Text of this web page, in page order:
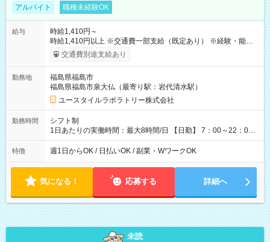
アルバイト 職種未経験OK
給与
時給1,410円～
時給1,410円以上 ※交通費一部支給（既定あり） ※経験・能力を
考慮して決定します 【収入例】 週1回勤務の場合：1,410円×8時
間×4回=4万5,120円 週3回勤務の場合：1,410円×8時間×12回
5,600円 【試用期間】試用期間あり 試用期間の長さ：2ヶ月
※ 雇用形態と給与に、本採用時と異なる部分があります。 雇用
形態：本採用時と同じです。 給与：時給 1,040円以上
交通費別途支給あり
勤務地
福島県福島市
福島県福島市泉大仏（最寄り駅：岩代清水駅）
ユースタイルラボラトリー株式会社
勤務時間
シフト制
1日あたりの実働時間：最大8時間/日 【日勤】 7：00～22：00
の間で8時間勤務（休憩時間は法定通り） ※週1日～OK ／ 夜勤
なし ＊＊ 勤務時間例 ＊＊ ■8時から17時 ■9時から18時 ■10
定（毎週同じ曜日勤務）
特徴 週1日からOK / 日払いOK / 副業・WワークOK
気になる！ 応募する 詳細へ
未読